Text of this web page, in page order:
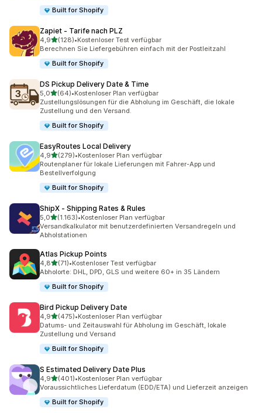
Built for Shopify
Zapiet ‑ Tarife nach PLZ
4,9von 5 Sternen
(128)
128 Rezensionen insgesamt
•Kostenloser Test verfügbar
Berechnen Sie Liefergebühren einfach mit der Postleitzahl
Built for Shopify
DS Pickup Delivery Date & Time
5,0von 5 Sternen
(64)
64 Rezensionen insgesamt
•Kostenloser Plan verfügbar
Zustellungslösungen für die Abholung im Geschäft, die lokale
Zustellung und den Versand.
Built for Shopify
EasyRoutes Local Delivery
4,9von 5 Sternen
(279)
279 Rezensionen insgesamt
•Kostenloser Plan verfügbar
Routenplaner für lokale Lieferungen mit Fahrer-App und
Bestellverfolgung
Built for Shopify
ShipX ‑ Shipping Rates & Rules
5,0von 5 Sternen
(1.163)
1163 Rezensionen insgesamt
•Kostenloser Plan verfügbar
Versandkalkulator mit benutzerdefinierten Versandregeln und
Abholstationen
Atlas Pickup Points
4,8von 5 Sternen
(71)
71 Rezensionen insgesamt
•Kostenloser Test verfügbar
Abholorte: DHL, DPD, GLS und weitere 60+ in 35 Ländern
Built for Shopify
Bird Pickup Delivery Date
4,9von 5 Sternen
(475)
475 Rezensionen insgesamt
•Kostenloser Plan verfügbar
Datums- und Zeitauswahl für Abholung im Geschäft, lokale
Zustellung und Versand
Built for Shopify
S Estimated Delivery Date Plus
4,9von 5 Sternen
(401)
401 Rezensionen insgesamt
•Kostenloser Plan verfügbar
Voraussichtliches Lieferdatum (EDD/ETA) und Lieferzeit anzeigen
Built for Shopify